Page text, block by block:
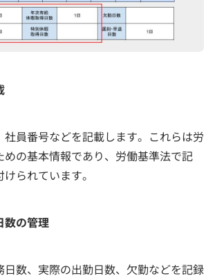
員番号などを記載します。これらは労
めの基本情報であり、労働基準法で記
られています。
の管理
日数、実際の出勤日数、欠勤などを記録